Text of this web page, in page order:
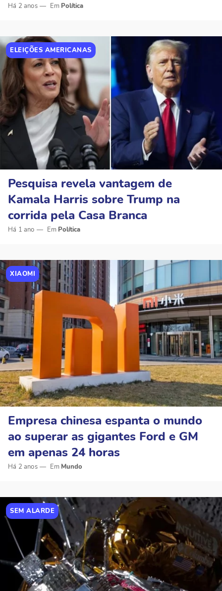
Há 2 anos Política
ELEIÇÕES AMERICANAS
Pesquisa revela vantagem de
Kamala Harris sobre Trump na
corrida pela Casa Branca
Há 1 ano Política
XIAOMI
Empresa chinesa espanta o mundo
ao superar as gigantes Ford e GM
em apenas 24 horas
Há 2 anos Mundo
SEM ALARDE